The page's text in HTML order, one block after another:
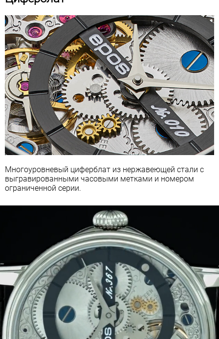
Многоуровневый циферблат из нержавеющей стали с
выгравированными часовыми метками и номером
ограниченной серии.